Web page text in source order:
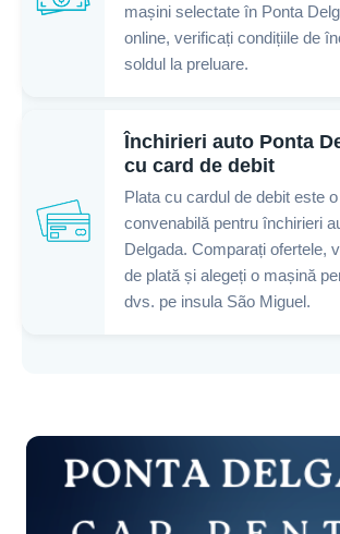
mașini selectate în Ponta
online, verificați condițiile de
soldul la preluare.
Închirieri auto Ponta
cu card de debit
Plata cu cardul de debit este
convenabilă pentru închirieri
Delgada. Comparați ofertele,
de plată și alegeți o mașină
dvs. pe insula São Miguel.